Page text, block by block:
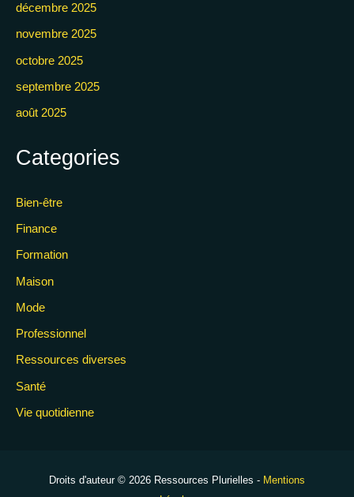
décembre 2025
novembre 2025
octobre 2025
septembre 2025
août 2025
Categories
Bien-être
Finance
Formation
Maison
Mode
Professionnel
Ressources diverses
Santé
Vie quotidienne
Droits d'auteur © 2026 Ressources Plurielles - Mentions